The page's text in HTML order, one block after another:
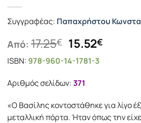
Συγγραφέας: Παπαχρήστου
Από: 17.25€ Original
price
was:
17.25€.
15.52€Η
ISBN: 978-960-14-1781-3
Αριθμός σελίδων:371
«Ο Βασίλης κοντοστάθηκε για λίγο
μεταλλική πόρτα. Ήταν όπως την